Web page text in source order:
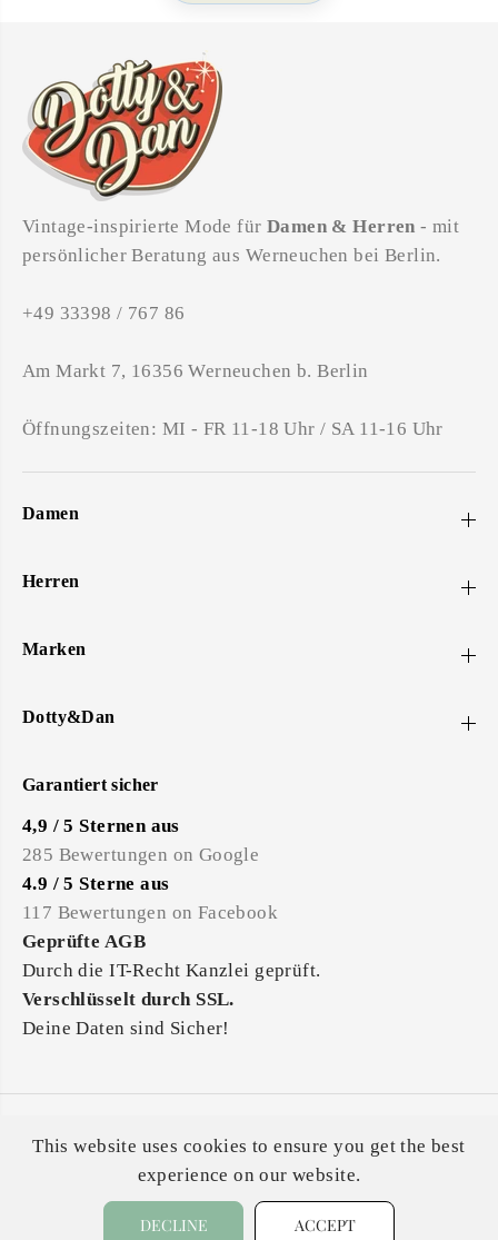
Vintage-inspirierte Mode für Damen & Herren - mit
persönlicher Beratung aus Werneuchen bei Berlin.
+49 33398 / 767 86
Am Markt 7, 16356 Werneuchen b. Berlin
Öffnungszeiten: MI - FR 11-18 Uhr / SA 11-16 Uhr
Damen
Herren
Marken
Dotty&Dan
Garantiert sicher
4,9 / 5 Sternen aus
285 Bewertungen on Google
4.9 / 5 Sterne aus
117 Bewertungen on Facebook
Geprüfte AGB
Durch die IT-Recht Kanzlei geprüft.
Verschlüsselt durch SSL.
Deine Daten sind Sicher!
Preise entsprechen dem bisherigen Preis bei Dotty&Dan.
This website uses cookies to ensure you get the best
experience on our website.
DECLINE ACCEPT